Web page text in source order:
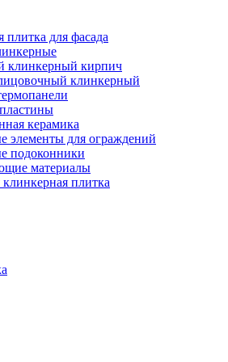
плитка для фасада
клинкерный кирпич
клинкерный
керамика
элементы для ограждений
подоконники
материалы
клинкерная плитка